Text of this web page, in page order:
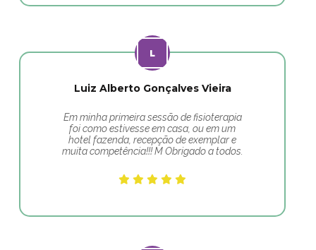
Luiz Alberto Gonçalves Vieira
Em minha primeira sessão de fisioterapia
foi como estivesse em casa, ou em um
hotel fazenda, recepção de exemplar e
muita competência!!! M Obrigado a todos.